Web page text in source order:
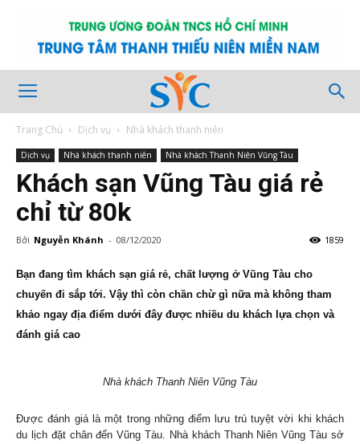
Trang Chủ Dịch vụ Nhà khách thanh niên
Dịch vụ Nhà khách thanh niên Nhà khách Thanh Niên Vũng Tàu
Khách sạn Vũng Tàu giá rẻ
chỉ từ 80k
Bởi Nguyễn Khánh - 08/12/2020 1859
Bạn đang tìm khách sạn giá rẻ, chất lượng ở Vũng Tàu cho
chuyến đi sắp tới. Vậy thì còn chần chừ gì nữa mà không tham
khảo ngay địa điểm dưới đây được nhiều du khách lựa chọn và
đánh giá cao
Nhà khách Thanh Niên Vũng Tàu
Được đánh giá là một trong những điểm lưu trú tuyệt vời khi khách
du lịch đặt chân đến Vũng Tàu. Nhà khách Thanh Niên Vũng Tàu sở